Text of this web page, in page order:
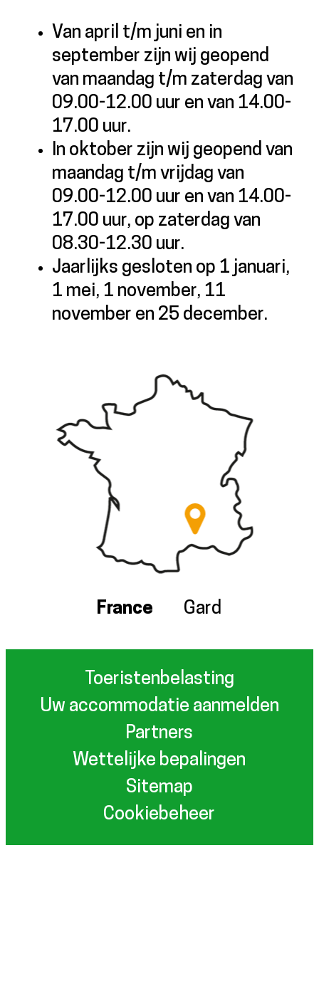
Van april t/m juni en in
september zijn wij geopend
van maandag t/m zaterdag van
09.00-12.00 uur en van 14.00-
17.00 uur.
In oktober zijn wij geopend van
maandag t/m vrijdag van
09.00-12.00 uur en van 14.00-
17.00 uur, op zaterdag van
08.30-12.30 uur.
Jaarlijks gesloten op 1 januari,
1 mei, 1 november, 11
november en 25 december.
France Gard
Toeristenbelasting
Uw accommodatie aanmelden
Partners
Wettelijke bepalingen
Sitemap
Cookiebeheer